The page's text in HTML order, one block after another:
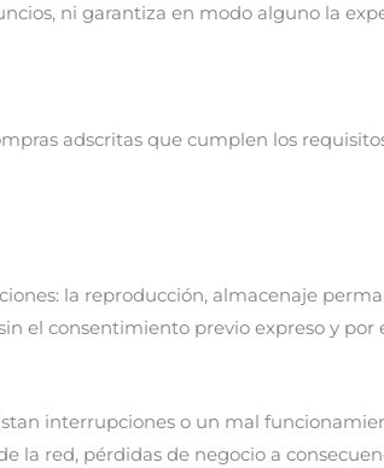
ni garantiza en modo alguno la
adscritas que cumplen los
la reproducción, almacenaje
el consentimiento previo expreso y por
interrupciones o un mal
la red, pérdidas de negocio a